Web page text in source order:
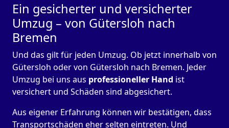
Ein gesicherter und versicherter
Umzug – von Gütersloh nach
Bremen
Und das gilt für jeden Umzug. Ob jetzt innerhalb von
Gütersloh oder von Gütersloh nach Bremen. Jeder
Umzug bei uns aus professioneller Hand ist
versichert und Schäden sind abgesichert.
Aus eigener Erfahrung können wir bestätigen, dass
Transportschäden eher selten eintreten. Und